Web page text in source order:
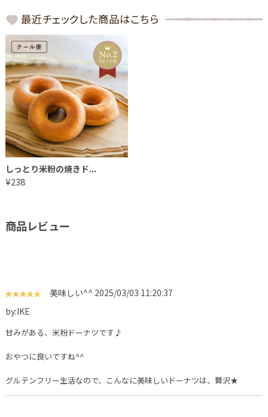
最近チェックした商品はこちら
しっとり米粉の焼きド...
¥238
商品レビュー
美味しい^^ 2025/03/03 11:20:37
by:IKE
甘みがある、米粉ドーナツです♪
おやつに良いですね^^
グルテンフリー生活なので、こんなに美味しいドーナツは、贅沢★